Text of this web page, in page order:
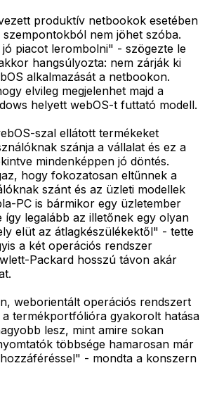
produktív netbookok esetében
szempontokból nem jöhet szóba.
piacot lerombolni" - szögezte le
hangsúlyozta: nem zárják ki
alkalmazását a netbookon.
elvileg megjelenhet majd a
helyett webOS-t futtató modell.
szal ellátott termékeket
szánja a vállalat és ez a
mindenképpen jó döntés.
hogy fokozatosan eltűnnek a
szánt és az üzleti modellek
PC is bármikor egy üzletember
így legalább az illetőnek egy olyan
elüt az átlagkészülékektől" - tette
a két operációs rendszer
Packard hosszú távon akár
weborientált operációs rendszert
termékportfólióra gyakorolt hatása
lesz, mint amire sokan
többsége hamarosan már
- mondta a konszern